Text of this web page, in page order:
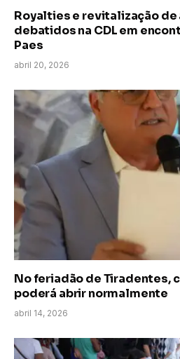
Royalties e revitalização de
debatidos na CDL em
Paes
abril 20, 2026
No feriadão de Tiradentes,
poderá abrir normalmente
abril 14, 2026